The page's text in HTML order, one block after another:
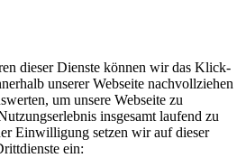
dieser Dienste können wir das Klick-
unserer Webseite nachvollziehen
um unsere Webseite zu
insgesamt laufend zu
Einwilligung setzen wir auf dieser
ein: